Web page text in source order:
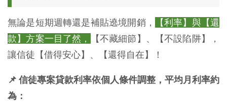
無論是短期週轉還是補貼遶境開銷，
【利率】與【還
款】方案一目了然，
【不藏細節】、【不設陷阱】，
讓信徒【借得安心】、【還得自在】！
📌 信徒專案貸款利率依個人條件調整，平均月利率約
為：